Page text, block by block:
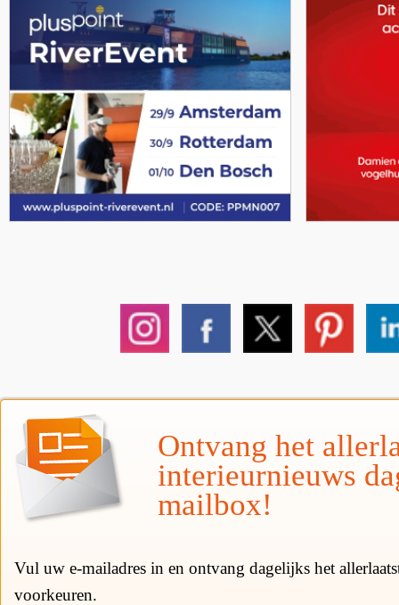
Ontvang het
interieurnieuws
mailbox!
Vul uw e-mailadres in en ontvang dagelijks het
voorkeuren.